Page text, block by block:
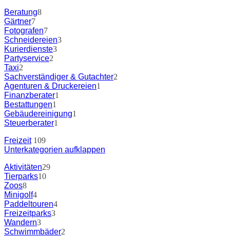
Beratung8
Gärtner7
Fotografen7
Schneidereien3
Kurierdienste3
Partyservice2
Taxi2
Sachverständiger & Gutachter2
Agenturen & Druckereien1
Finanzberater1
Bestattungen1
Gebäudereinigung1
Steuerberater1
Freizeit109
Unterkategorien aufklappen
Aktivitäten29
Tierparks10
Zoos8
Minigolf4
Paddeltouren4
Freizeitparks3
Wandern3
Schwimmbäder2